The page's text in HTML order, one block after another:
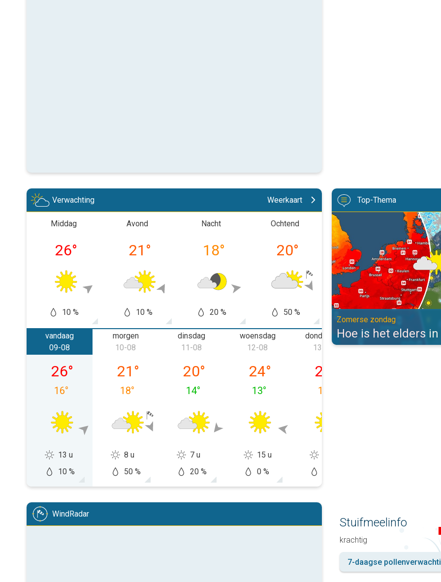
Verwachting Weerkaart
Middag
26°
10 %
Avond
21 °
10 %
Nacht
18°
20 %
Ochtend
20°
50 %
21
40 %
17
vandaag
zondag 09-08
09-08
26°
16°
13 u
10 %
morgen
maandag 10-08
10-08
21 °
18°
8 u
50 %
dinsdag
dinsdag 11-08
11-08
20°
14°
7 u
20 %
woensdag
woensdag 12-08
12-08
24°
13°
15 u
0 %
donderdag
13-08
29
17
vrijdag
14-08
Top-Thema
Hoe is het elders in Europa?.
Zomerse zondag
Hoe is het elders in
WindRadar
Stuifmeelinfo
krachtig
7-daagse